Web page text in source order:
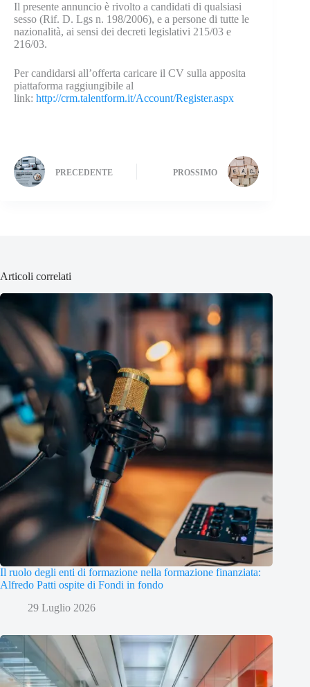
Il presente annuncio è rivolto a candidati di qualsiasi
sesso (Rif. D. Lgs n. 198/2006), e a persone di tutte le
nazionalità, ai sensi dei decreti legislativi 215/03 e
216/03.
Per candidarsi all’offerta caricare il CV sulla apposita
piattaforma raggiungibile al
link: http://crm.talentform.it/Account/Register.aspx
PRECEDENTE PROSSIMO
Articoli correlati
Il ruolo degli enti di formazione nella formazione finanziata:
Alfredo Patti ospite di Fondi in fondo
29 Luglio 2026